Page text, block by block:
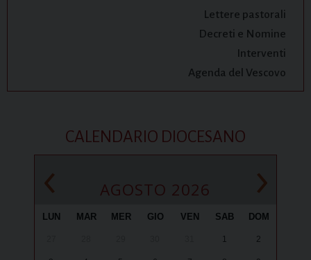
Lettere pastorali
Decreti e Nomine
Interventi
Agenda del Vescovo
CALENDARIO DIOCESANO
‹ AGOSTO 2026 ›
LUN MAR MER GIO VEN SAB DOM
1 2